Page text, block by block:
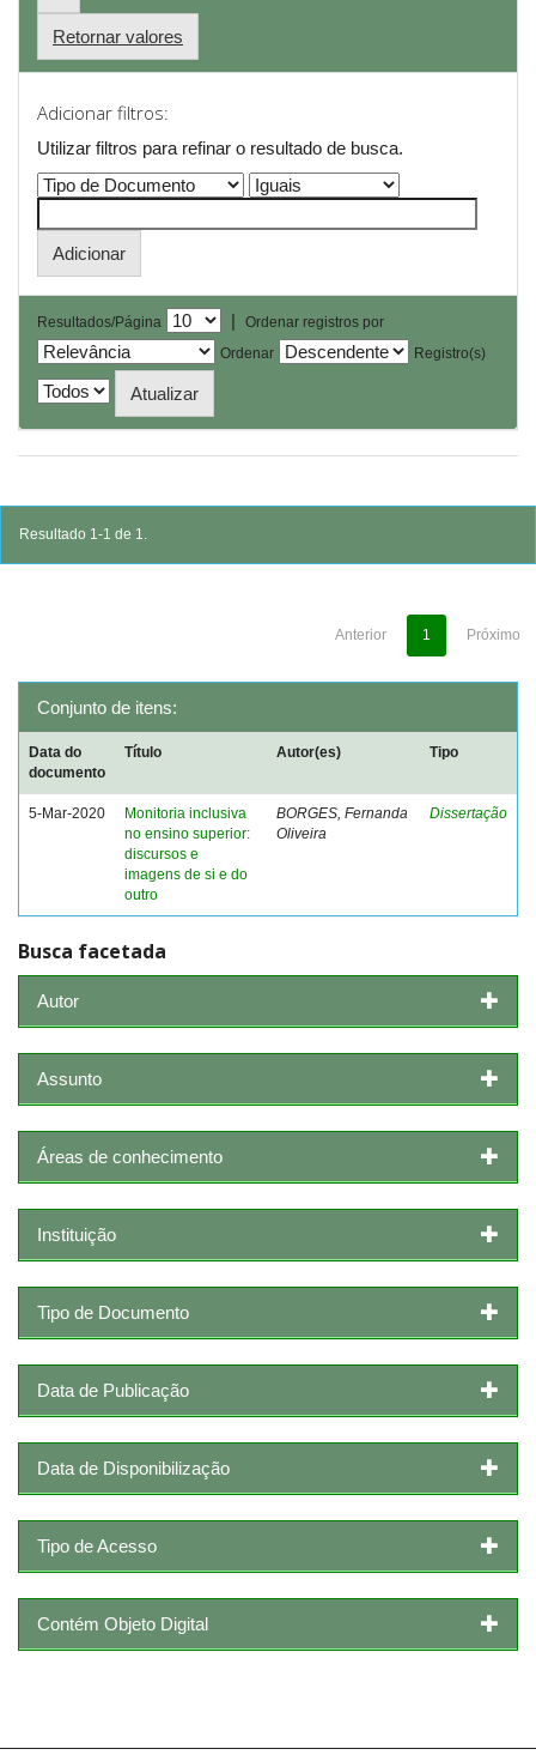
Retornar valores
Adicionar filtros:
Utilizar filtros para refinar o resultado de busca.
Resultados/Página |
Ordenar registros por
Ordenar
Registro(s)
Resultado 1-1 de 1.
Anterior 1 Próximo
Conjunto de itens:
Data do
documento
Título Autor(es) Tipo
5-Mar-2020
Monitoria inclusiva
no ensino superior:
discursos e
imagens de si e do
outro
BORGES, Fernanda
Oliveira
Dissertação
Busca facetada
Autor
Assunto
Áreas de conhecimento
Instituição
Tipo de Documento
Data de Publicação
Data de Disponibilização
Tipo de Acesso
Contém Objeto Digital